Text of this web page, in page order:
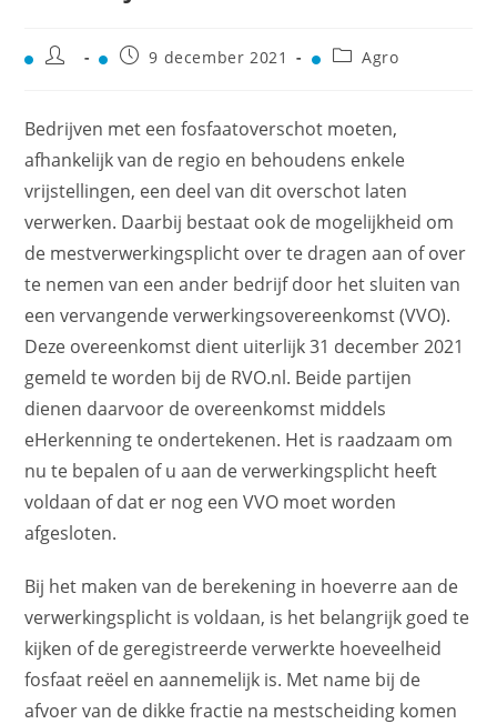
9 december 2021 Agro
Bedrijven met een fosfaatoverschot moeten,
afhankelijk van de regio en behoudens enkele
vrijstellingen, een deel van dit overschot laten
verwerken. Daarbij bestaat ook de mogelijkheid om
de mestverwerkingsplicht over te dragen aan of over
te nemen van een ander bedrijf door het sluiten van
een vervangende verwerkingsovereenkomst (VVO).
Deze overeenkomst dient uiterlijk 31 december 2021
gemeld te worden bij de RVO.nl. Beide partijen
dienen daarvoor de overeenkomst middels
eHerkenning te ondertekenen. Het is raadzaam om
nu te bepalen of u aan de verwerkingsplicht heeft
voldaan of dat er nog een VVO moet worden
afgesloten.
Bij het maken van de berekening in hoeverre aan de
verwerkingsplicht is voldaan, is het belangrijk goed te
kijken of de geregistreerde verwerkte hoeveelheid
fosfaat reëel en aannemelijk is. Met name bij de
afvoer van de dikke fractie na mestscheiding komen